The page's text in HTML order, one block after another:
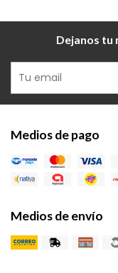
Dejanos tu
Medios de pago
Medios de envío